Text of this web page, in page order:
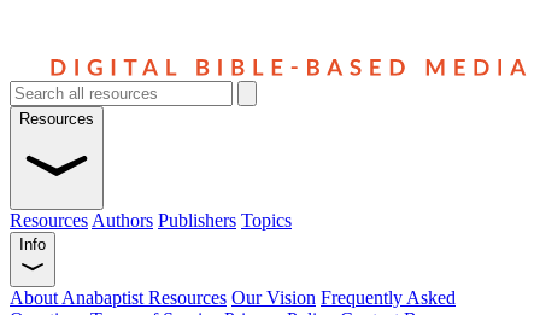
Resources
Resources Authors Publishers Topics
Info
About Anabaptist Resources Our Vision Frequently Asked